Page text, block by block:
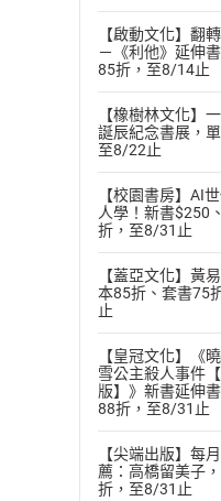
【啟動文化】翻
－《利他》延伸
85折，至8/14止
【橡樹林文化】
誕辰紀念書展，
至8/22止
【校園書房】AI
人學！新書$250
折，至8/31止
【蓋亞文化】黃
本85折、套書75
止
【皇冠文化】《
雪公主殺人事件
版】》新書延伸
88折，至8/31止
【尖端出版】每
薦：高橋留美子
折，至8/31止